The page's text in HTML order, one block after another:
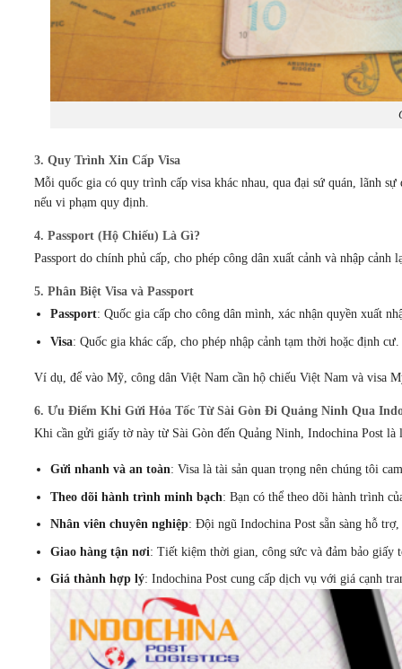
3. Quy Trình Xin Cấp Visa
Mỗi quốc gia có quy trình cấp visa khác nhau, qua đại sứ quán, lãnh
nếu vi phạm quy định.
4. Passport (Hộ Chiếu) Là Gì?
Passport do chính phủ cấp, cho phép công dân xuất cảnh và nhập
5. Phân Biệt Visa và Passport
Passport: Quốc gia cấp cho công dân mình, xác nhận quyền xuất
Visa: Quốc gia khác cấp, cho phép nhập cảnh tạm thời hoặc định cư.
Ví dụ, để vào Mỹ, công dân Việt Nam cần hộ chiếu Việt Nam và visa
6. Ưu Điểm Khi Gửi Hỏa Tốc Từ Sài Gòn Đi Quảng Ninh Qua
Khi cần gửi giấy tờ này từ Sài Gòn đến Quảng Ninh, Indochina Post
Gửi nhanh và an toàn: Visa là tài sản quan trọng nên chúng tôi
Theo dõi hành trình minh bạch: Bạn có thể theo dõi hành trình
Nhân viên chuyên nghiệp: Đội ngũ Indochina Post sẵn sàng hỗ
Giao hàng tận nơi: Tiết kiệm thời gian, công sức và đảm bảo giấy
Giá thành hợp lý: Indochina Post cung cấp dịch vụ với giá cạnh